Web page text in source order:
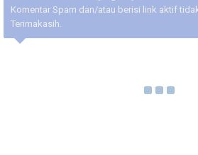
Komentar Spam dan/atau berisi link aktif
Terimakasih.